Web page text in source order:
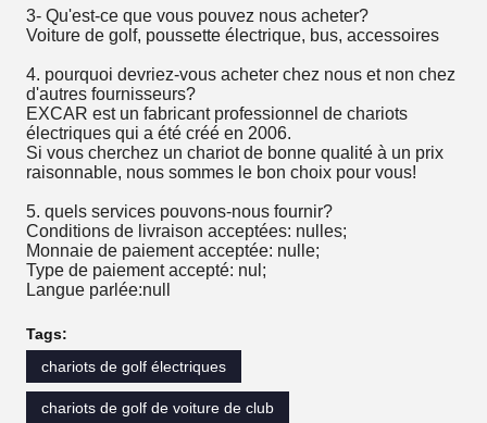
3- Qu'est-ce que vous pouvez nous acheter?
Voiture de golf, poussette électrique, bus, accessoires
4. pourquoi devriez-vous acheter chez nous et non chez
d'autres fournisseurs?
EXCAR est un fabricant professionnel de chariots
électriques qui a été créé en 2006.
Si vous cherchez un chariot de bonne qualité à un prix
raisonnable, nous sommes le bon choix pour vous!
5. quels services pouvons-nous fournir?
Conditions de livraison acceptées: nulles;
Monnaie de paiement acceptée: nulle;
Type de paiement accepté: nul;
Langue parlée:null
Tags:
chariots de golf électriques
chariots de golf de voiture de club